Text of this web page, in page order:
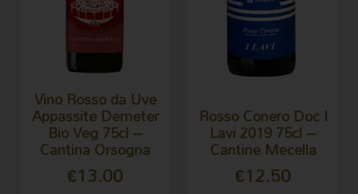
Vino Rosso da Uve
Appassite Demeter
Bio Veg 75cl –
Cantina Orsogna
€13.00
Rosso Conero Doc I
Lavi 2019 75cl –
Cantine Mecella
€12.50